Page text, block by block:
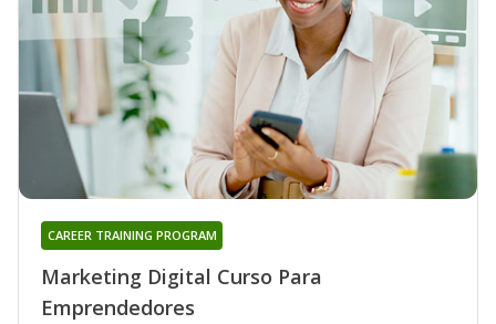
Marketing Digital Curso Para
Emprendedores
CAREER TRAINING PROGRAM